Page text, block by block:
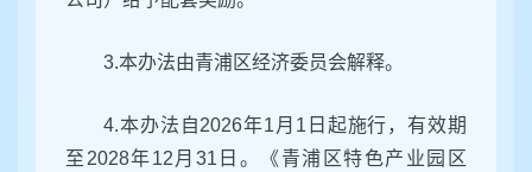
3.本办法由青浦区经济委员会解释。
4.本办法自2026年1月1日起施行，有效期
至2028年12月31日。《青浦区特色产业园区